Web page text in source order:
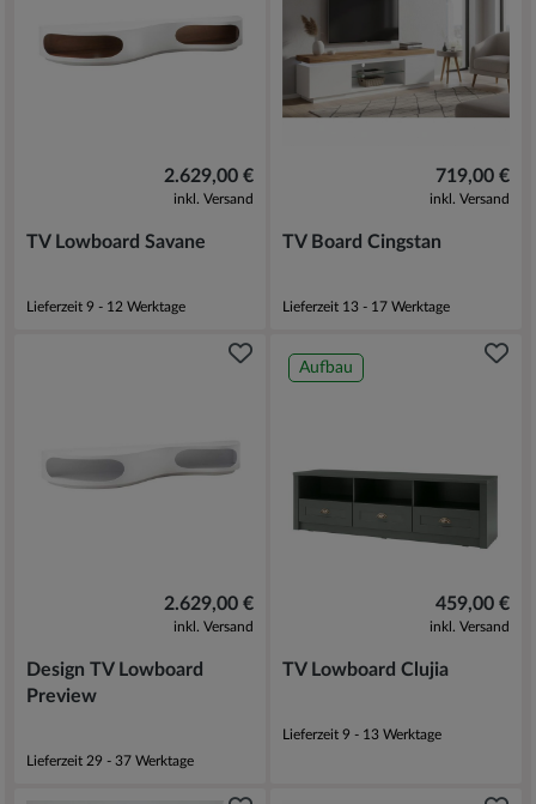
2.629,00 €
inkl. Versand
TV Lowboard Savane
Lieferzeit 9 - 12 Werktage
719,00 €
inkl. Versand
TV Board Cingstan
Lieferzeit 13 - 17 Werktage
2.629,00 €
inkl. Versand
Design TV Lowboard
Preview
Lieferzeit 29 - 37 Werktage
Aufbau
459,00 €
inkl. Versand
TV Lowboard Clujia
Lieferzeit 9 - 13 Werktage